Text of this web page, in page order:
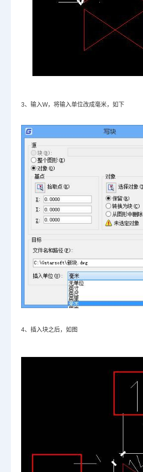
3、输入W，将输入单位改成毫米，如下
4、插入块之后，如图